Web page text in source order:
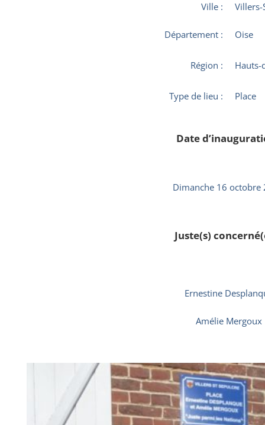
Ville : Villers-
Département : Oise
Région : Hauts-
Type de lieu : Place
Date
Dimanche 16 octobre
Juste(s)
Ernestine
Amélie Mergoux